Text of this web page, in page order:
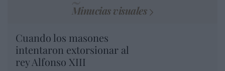
Minucias visuales
Cuando los masones
intentaron extorsionar al
rey Alfonso XIII